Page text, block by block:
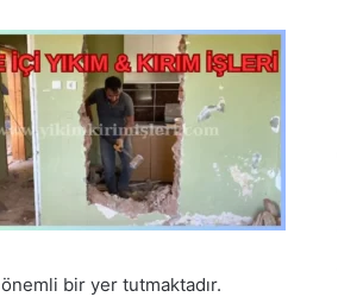
önemli bir yer tutmaktadır.